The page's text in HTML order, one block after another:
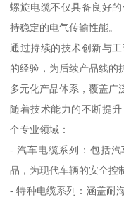
螺旋电缆不仅具备良好
持稳定的电气传输性能。
通过持续的技术创新与
的经验，为后续产品线的
多元化产品体系，覆盖广
随着技术能力的不断提
个专业领域：
- 汽车电缆系列：包括汽
品，为现代车辆的安全控
- 特种电缆系列：涵盖耐